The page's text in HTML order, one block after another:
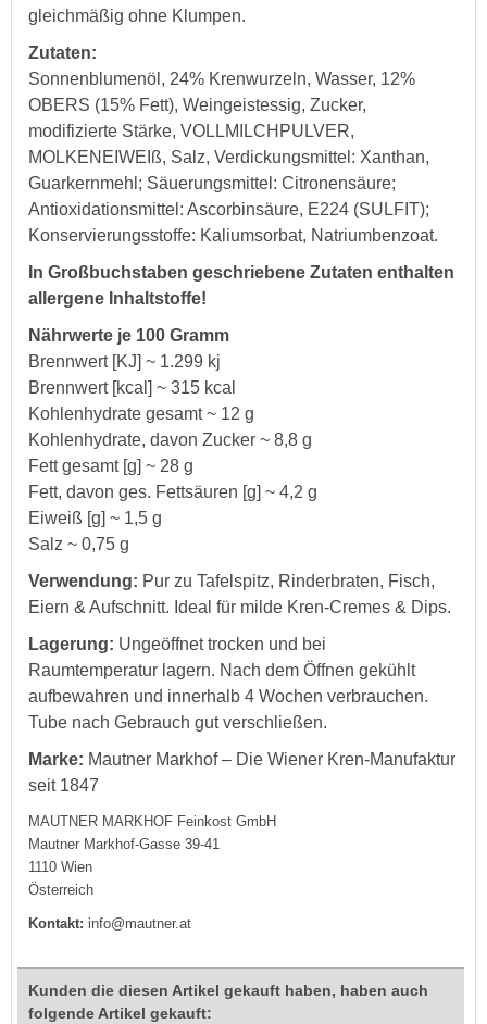
gleichmäßig ohne Klumpen.
Zutaten:
Sonnenblumenöl, 24% Krenwurzeln, Wasser, 12%
OBERS (15% Fett), Weingeistessig, Zucker,
modifizierte Stärke, VOLLMILCHPULVER,
MOLKENEIWEIß, Salz, Verdickungsmittel: Xanthan,
Guarkernmehl; Säuerungsmittel: Citronensäure;
Antioxidationsmittel: Ascorbinsäure, E224 (SULFIT);
Konservierungsstoffe: Kaliumsorbat, Natriumbenzoat.
In Großbuchstaben geschriebene Zutaten enthalten
allergene Inhaltstoffe!
Nährwerte je 100 Gramm
Brennwert [KJ] ~ 1.299 kj
Brennwert [kcal] ~ 315 kcal
Kohlenhydrate gesamt ~ 12 g
Kohlenhydrate, davon Zucker ~ 8,8 g
Fett gesamt [g] ~ 28 g
Fett, davon ges. Fettsäuren [g] ~ 4,2 g
Eiweiß [g] ~ 1,5 g
Salz ~ 0,75 g
Verwendung: Pur zu Tafelspitz, Rinderbraten, Fisch,
Eiern & Aufschnitt. Ideal für milde Kren-Cremes & Dips.
Lagerung: Ungeöffnet trocken und bei
Raumtemperatur lagern. Nach dem Öffnen gekühlt
aufbewahren und innerhalb 4 Wochen verbrauchen.
Tube nach Gebrauch gut verschließen.
Marke: Mautner Markhof – Die Wiener Kren-Manufaktur
seit 1847
MAUTNER MARKHOF Feinkost GmbH
Mautner Markhof-Gasse 39-41
1110 Wien
Österreich
Kontakt: info@mautner.at
Kunden die diesen Artikel gekauft haben, haben auch
folgende Artikel gekauft: